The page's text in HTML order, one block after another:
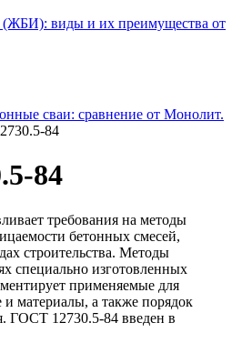
(ЖБИ): виды и их преимущества от
сваи: сравнение от Монолит.
84
84
требования на методы
бетонных смесей,
строительства. Методы
специально изготовленных
применяемые для
материалы, а также порядок
ГОСТ 12730.5-84 введен в